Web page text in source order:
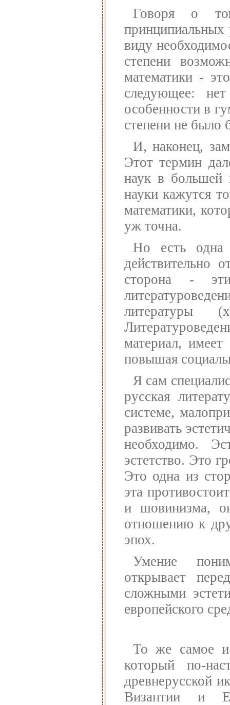
Говоря о
виду
степени
математики -
следующее:
особенности в
степени не было
И, наконец,
Этот термин
наук в большей
науки кажутся
математики,
уж точна.
Но есть одна
действительно
сторона -
литературы
материал, имеет
повышая
Я сам
русская
системе,
развивать
необходимо.
эстетство. Это
Это одна из
эта
и шовинизма,
отношению к
эпох.
Умение
открывает
сложными
европейского
То же самое и
который по-
древнерусской
Византии и